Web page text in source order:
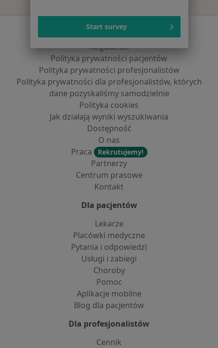
Serwis
Regulamin
Polityka prywatności pacjentów
Polityka prywatności profesjonalistów
Polityka prywatności dla profesjonalistów, których
dane pozyskaliśmy samodzielnie
Polityka cookies
Jak działają wyniki wyszukiwania
Dostępność
O nas
Praca
Rekrutujemy!
Partnerzy
Centrum prasowe
Kontakt
Dla pacjentów
Lekarze
Placówki medyczne
Pytania i odpowiedzi
Usługi i zabiegi
Choroby
Pomoc
Aplikacje mobilne
Blog dla pacjentów
Dla profesjonalistów
Cennik
Start survey